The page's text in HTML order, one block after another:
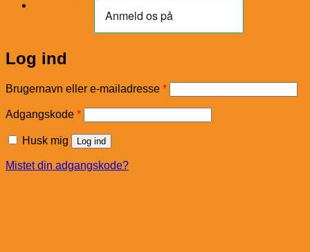
Log ind
Brugernavn eller e-mailadresse *Påkrævet
Adgangskode *Påkrævet
Husk mig Log ind
Mistet din adgangskode?